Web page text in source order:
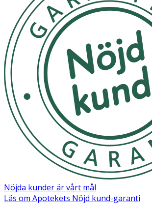
Nöjda kunder är vårt mål
Läs om Apotekets Nöjd kund-garanti